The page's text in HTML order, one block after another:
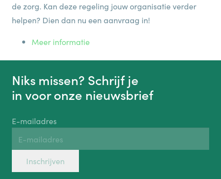
de zorg. Kan deze regeling jouw organisatie verder
helpen? Dien dan nu een aanvraag in!
Meer informatie
Niks missen? Schrijf je
in voor onze nieuwsbrief
E-mailadres
Inschrijven